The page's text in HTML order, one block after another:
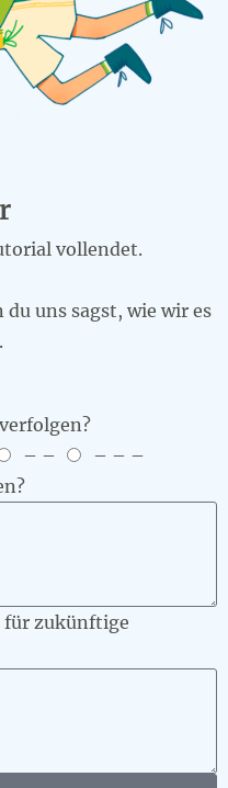
vollendet.
uns sagst, wie wir es
– –
– – –
für zukünftige